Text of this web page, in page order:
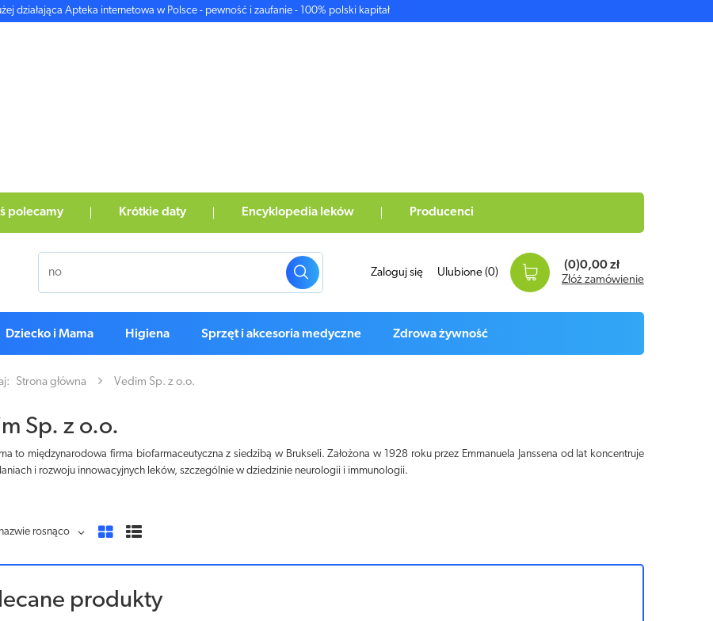
działająca Apteka internetowa w Polsce - pewność i zaufanie - 100% polski kapitał
polecamy Krótkie daty Encyklopedia leków Producenci
Zaloguj się Ulubione (0)
(0)0,00 zł
Złóż zamówienie
Dziecko i Mama Higiena Sprzęt i akcesoria medyczne Zdrowa żywność
Strona główna Vedim Sp. z o.o.
Sp. z o.o.
to międzynarodowa firma biofarmaceutyczna z siedzibą w Brukseli. Założona w 1928 roku przez Emmanuela Janssena od lat koncentruje
i rozwoju innowacyjnych leków, szczególnie w dziedzinie neurologii i immunologii.
rosnąco
produkty